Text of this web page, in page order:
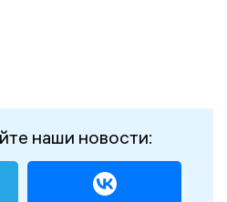
наши новости: